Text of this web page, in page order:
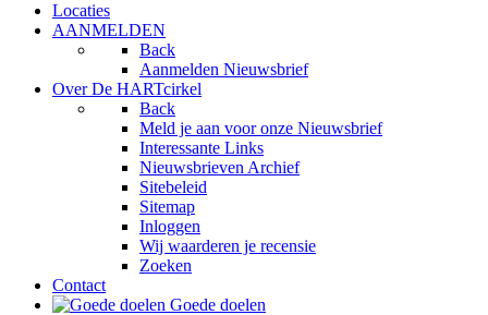
Locaties
AANMELDEN
Back
Aanmelden Nieuwsbrief
Over De HARTcirkel
Back
Meld je aan voor onze Nieuwsbrief
Interessante Links
Nieuwsbrieven Archief
Sitebeleid
Sitemap
Inloggen
Wij waarderen je recensie
Zoeken
Contact
Goede doelen